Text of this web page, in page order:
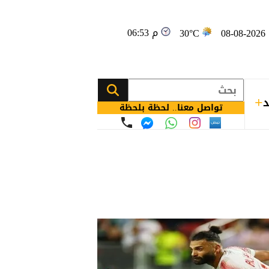
30°C 06:53 م
تواصل معنا.. لحظة بلحظة